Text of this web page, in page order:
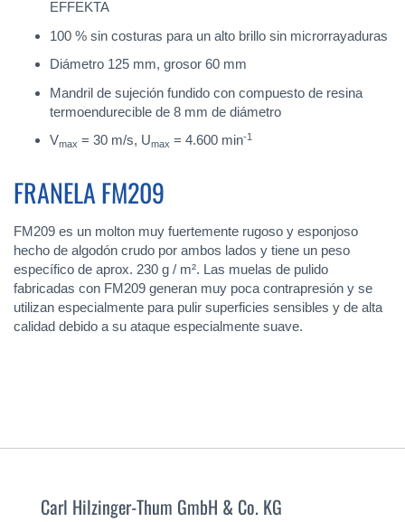
EFFEKTA
100 % sin costuras para un alto brillo sin microrrayaduras
Diámetro 125 mm, grosor 60 mm
Mandril de sujeción fundido con compuesto de resina
termoendurecible de 8 mm de diámetro
Vmax = 30 m/s, Umax = 4.600 min-1
FRANELA FM209
FM209 es un molton muy fuertemente rugoso y esponjoso
hecho de algodón crudo por ambos lados y tiene un peso
específico de aprox. 230 g / m². Las muelas de pulido
fabricadas con FM209 generan muy poca contrapresión y se
utilizan especialmente para pulir superficies sensibles y de alta
calidad debido a su ataque especialmente suave.
Carl Hilzinger-Thum GmbH & Co. KG